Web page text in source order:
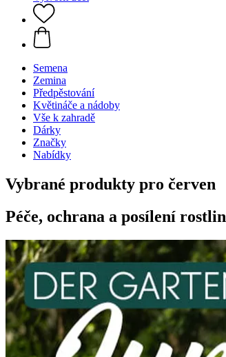
Semena
Zemina
Předpěstování
Květináče a nádoby
Vše k zahradě
Dárky
Značky
Nabídky
Vybrané produkty pro červen
Péče, ochrana a posílení rostlin